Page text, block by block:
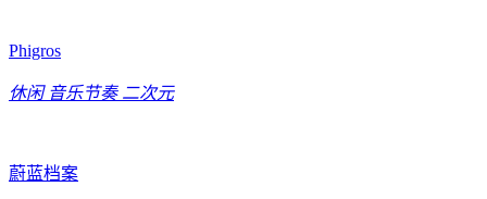
Phigros
休闲 音乐节奏 二次元
蔚蓝档案